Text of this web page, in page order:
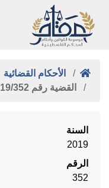
الأحكام القضائية
القضية رقم ‎352‏/‎2019‏ المنعقدة …
السنة
2019
الرقم
352